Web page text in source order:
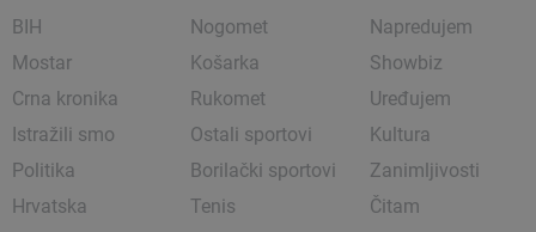
BIH
Mostar
Crna kronika
Istražili smo
Politika
Hrvatska
Nogomet
Košarka
Rukomet
Ostali sportovi
Borilački sportovi
Tenis
Napredujem
Showbiz
Uređujem
Kultura
Zanimljivosti
Čitam